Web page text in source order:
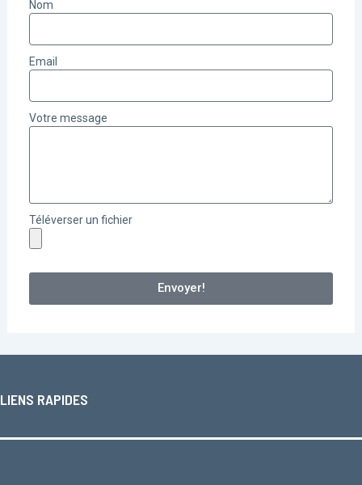
Nom
Email
Votre message
Téléverser un fichier
Envoyer!
LIENS RAPIDES